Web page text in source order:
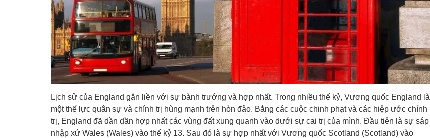
Lịch sử của England gắn liền với sự bành trướng và hợp nhất. Trong nhiều thế kỷ, Vương quốc England là
một thế lực quân sự và chính trị hùng mạnh trên hòn đảo. Bằng các cuộc chinh phạt và các hiệp ước chính
trị, England đã dần dần hợp nhất các vùng đất xung quanh vào dưới sự cai trị của mình. Đầu tiên là sự sáp
nhập xứ Wales (Wales) vào thế kỷ 13. Sau đó là sự hợp nhất với Vương quốc Scotland (Scotland) vào